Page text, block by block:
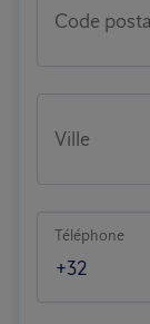
Code
Ville
Téléphone